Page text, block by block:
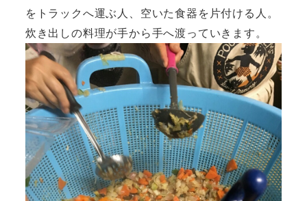
をトラックへ運ぶ人、 空いた食器を片付ける人。
炊き出しの料理が手から手へ渡っていきます。